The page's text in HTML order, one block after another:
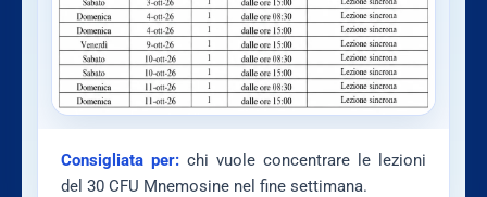
Consigliata per: chi vuole concentrare le lezioni
del 30 CFU Mnemosine nel fine settimana.